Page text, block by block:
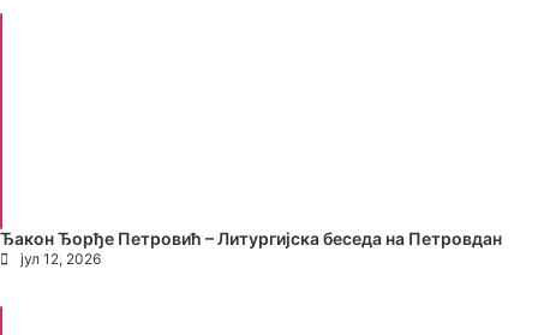
Ђакон Ђорђе Петровић – Литургијска беседа на Петровдан
јул 12, 2026